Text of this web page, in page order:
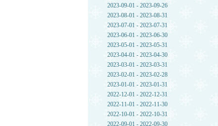
2023-09-01 - 2023-09-26
2023-08-01 - 2023-08-31
2023-07-01 - 2023-07-31
2023-06-01 - 2023-06-30
2023-05-01 - 2023-05-31
2023-04-01 - 2023-04-30
2023-03-01 - 2023-03-31
2023-02-01 - 2023-02-28
2023-01-01 - 2023-01-31
2022-12-01 - 2022-12-31
2022-11-01 - 2022-11-30
2022-10-01 - 2022-10-31
2022-09-01 - 2022-09-30